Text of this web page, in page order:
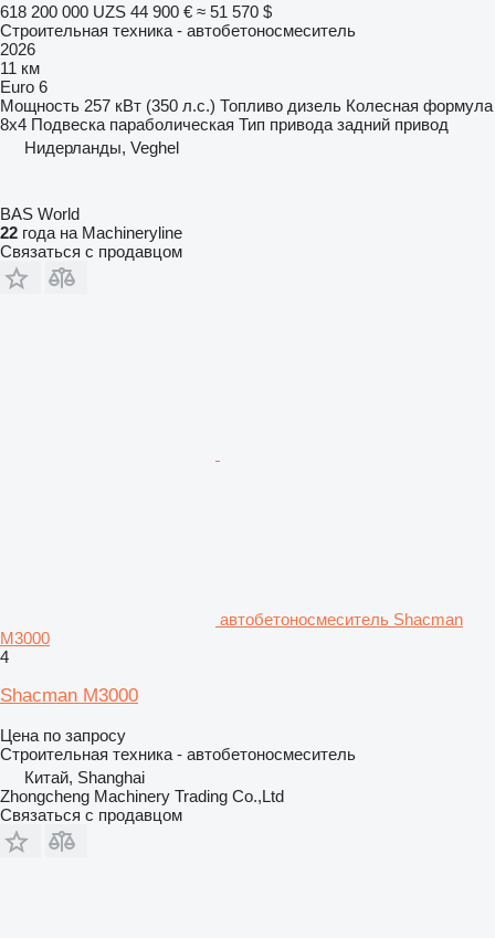
618 200 000 UZS 44 900 € ≈ 51 570 $
Строительная техника - автобетоносмеситель
2026
11 км
Euro 6
Мощность 257 кВт (350 л.с.) Топливо дизель Колесная формула
8x4 Подвеска параболическая Тип привода задний привод
Нидерланды, Veghel
BAS World
22 года на Machineryline
Связаться с продавцом
автобетоносмеситель Shacman
M3000
4
Shacman M3000
Цена по запросу
Строительная техника - автобетоносмеситель
Китай, Shanghai
Zhongcheng Machinery Trading Co.,Ltd
Связаться с продавцом